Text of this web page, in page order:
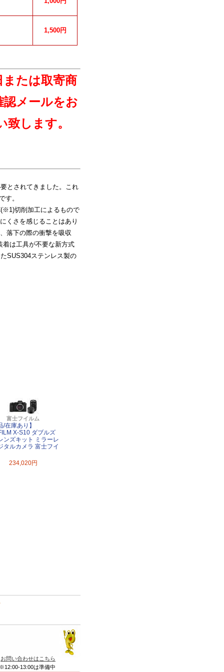
1,500円
たは取寄商
認メールをお
します。
とされてきました。これ
す。
切削加工によるもので
くさを感じることはあり
落下の際の衝撃を吸収
は工具が不要な新方式
SUS304ステンレス製の
富士フイルム
/在庫あり】
X-S10 ダブルズ
ンズキット ミラーレ
タルカメラ 富士フイ
234,020円
お問い合わせはこちら
13:00は準備中